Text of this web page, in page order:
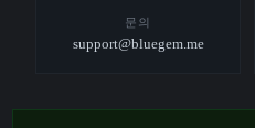
문의
support@bluegem.me